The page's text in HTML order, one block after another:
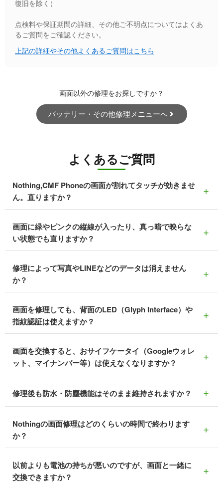
復旧を除く）
点検料や保証期間の詳細、その他ご不明点についてはよくあ
るご質問をご確認ください。
上記の詳細やその他よくあるご質問はこちら
画面以外の修理をお探しですか？
バッテリー・その他修理メニューへ
よくあるご質問
Nothing,CMF Phoneの画面が割れてタッチが効きませ
ん。直りますか？
＋
画面に緑やピンクの縦線が入ったり、真っ暗で映らな
い状態でも直りますか？
＋
修理によって写真やLINEなどのデータは消えません
か？
＋
画面を修理しても、背面のLED（Glyph Interface）や
指紋認証は使えますか？
＋
画面を交換すると、おサイフケータイ（Googleウォレ
ット、マイナンバー等）は使えなくなりますか？
＋
修理後も防水・防塵機能はそのまま維持されますか？ ＋
Nothingの画面修理はどのくらいの時間で終わります
か？
＋
以前よりも電池の持ちが悪いのですが、画面と一緒に
交換できますか？
＋